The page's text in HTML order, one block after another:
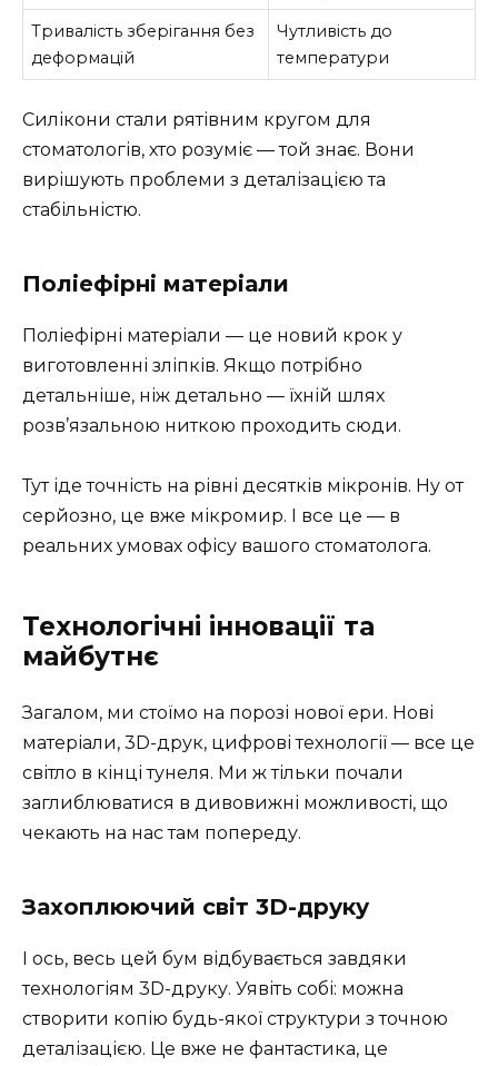
Тривалість зберігання без
деформацій
Чутливість до
температури
Силікони стали рятівним кругом для
стоматологів, хто розуміє — той знає. Вони
вирішують проблеми з деталізацією та
стабільністю.
Поліефірні матеріали
Поліефірні матеріали — це новий крок у
виготовленні зліпків. Якщо потрібно
детальніше, ніж детально — їхній шлях
розв’язальною ниткою проходить сюди.
Тут іде точність на рівні десятків мікронів. Ну от
серйозно, це вже мікромир. І все це — в
реальних умовах офісу вашого стоматолога.
Технологічні інновації та
майбутнє
Загалом, ми стоїмо на порозі нової ери. Нові
матеріали, 3D-друк, цифрові технології — все це
світло в кінці тунеля. Ми ж тільки почали
заглиблюватися в дивовижні можливості, що
чекають на нас там попереду.
Захоплюючий світ 3D-друку
І ось, весь цей бум відбувається завдяки
технологіям 3D-друку. Уявіть собі: можна
створити копію будь-якої структури з точною
деталізацією. Це вже не фантастика, це